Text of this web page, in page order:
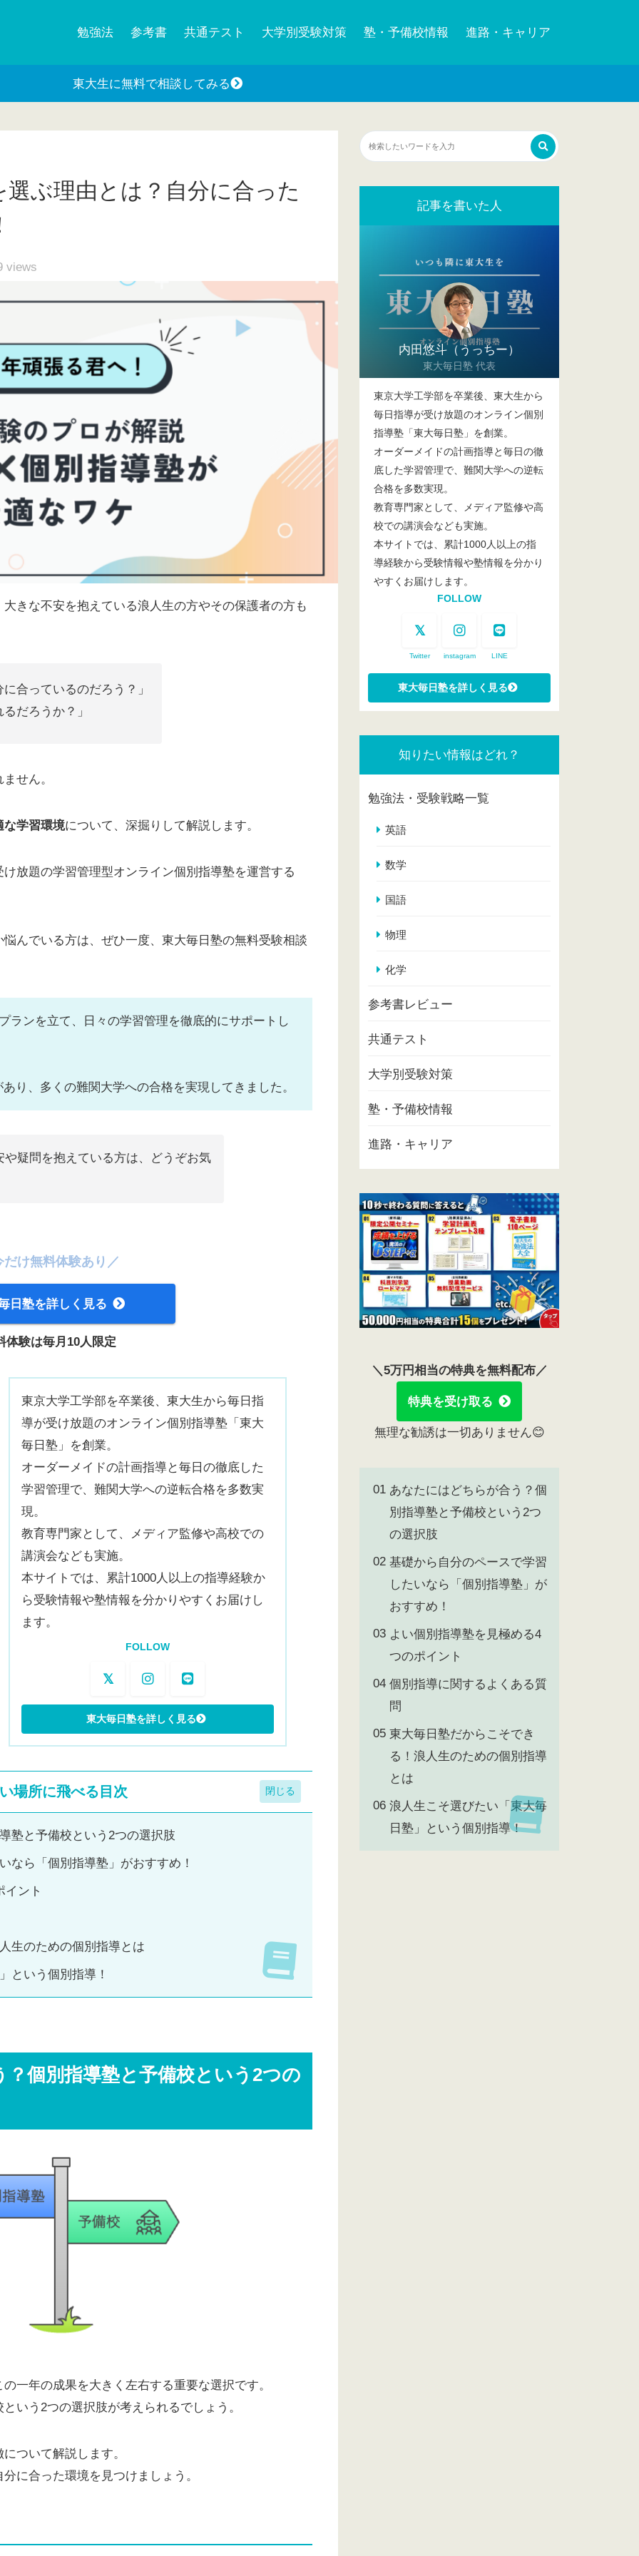
勉強法 参考書 共通テスト 大学別受験対策 塾・予備校情報 進路・キャリア
東大生に無料で相談してみる
ぶ理由とは？自分に合った
views
きな不安を抱えている浪人生の方やその保護者の方も
合っているのだろう？」
だろうか？」
せん。
な学習環境について、深掘りして解説します。
放題の学習管理型オンライン個別指導塾を運営する
んでいる方は、ぜひ一度、東大毎日塾の無料受験相談
ランを立て、日々の学習管理を徹底的にサポートし
り、多くの難関大学への合格を実現してきました。
疑問を抱えている方は、どうぞお気
だけ無料体験あり／
日塾を詳しく見る
体験は毎月10人限定
東京大学工学部を卒業後、東大生から毎日指
導が受け放題のオンライン個別指導塾「東大
毎日塾」を創業。
オーダーメイドの計画指導と毎日の徹底した
学習管理で、難関大学への逆転合格を多数実
現。
教育専門家として、メディア監修や高校での
講演会なども実施。
本サイトでは、累計1000人以上の指導経験か
ら受験情報や塾情報を分かりやすくお届けし
ます。
FOLLOW
場所に飛べる目次
塾と予備校という2つの選択肢
なら「個別指導塾」がおすすめ！
イント
生のための個別指導とは
という個別指導！
個別指導塾と予備校という2つの
一年の成果を大きく左右する重要な選択です。
いう2つの選択肢が考えられるでしょう。
ついて解説します。
に合った環境を見つけましょう。
記事を書いた人
内田悠斗（うっちー）
東大毎日塾 代表
東京大学工学部を卒業後、東大生から
毎日指導が受け放題のオンライン個別
指導塾「東大毎日塾」を創業。
オーダーメイドの計画指導と毎日の徹
底した学習管理で、難関大学への逆転
合格を多数実現。
教育専門家として、メディア監修や高
校での講演会なども実施。
本サイトでは、累計1000人以上の指
導経験から受験情報や塾情報を分かり
やすくお届けします。
FOLLOW
Twitter instagram LINE
知りたい情報はどれ？
勉強法・受験戦略一覧
英語
数学
国語
物理
化学
参考書レビュー
共通テスト
大学別受験対策
塾・予備校情報
進路・キャリア
＼5万円相当の特典を無料配布／
特典を受け取る
無理な勧誘は一切ありません😊
あなたにはどちらが合う？個
別指導塾と予備校という2つ
の選択肢
基礎から自分のペースで学習
したいなら「個別指導塾」が
おすすめ！
よい個別指導塾を見極める4
つのポイント
個別指導に関するよくある質
問
東大毎日塾だからこそでき
る！浪人生のための個別指導
とは
浪人生こそ選びたい「東大毎
日塾」という個別指導！